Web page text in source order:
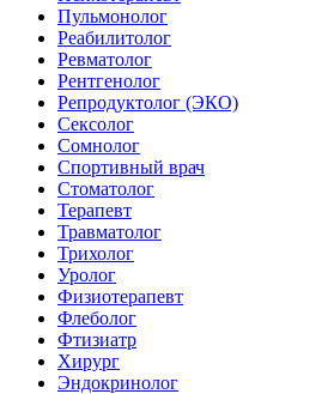
Пульмонолог
Реабилитолог
Ревматолог
Рентгенолог
Репродуктолог (ЭКО)
Сексолог
Сомнолог
Спортивный врач
Стоматолог
Терапевт
Травматолог
Трихолог
Уролог
Физиотерапевт
Флеболог
Фтизиатр
Хирург
Эндокринолог